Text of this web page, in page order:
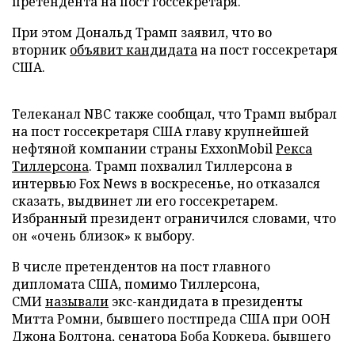
При этом Дональд Трамп заявил, что во
вторник объявит кандидатана пост госсекретаря
США.
Телеканал NBC также сообщал, что Трамп выбрал
на пост госсекретаря США главу крупнейшей
нефтяной компании страны ExxonMobilРекса
Тиллерсона. Трамп похвалил Тиллерсона в
интервью Fox News в воскресенье, но отказался
сказать, выдвинет ли его госсекретарем.
Избранный президент ограничился словами, что
он «очень близок» к выбору.
В числе претендентов на пост главного
дипломата США, помимо Тиллерсона,
СМИназывали экс-кандидата в президенты
Митта Ромни, бывшего постпреда США при ООН
Джона Болтона, сенатора Боба Коркера, бывшего